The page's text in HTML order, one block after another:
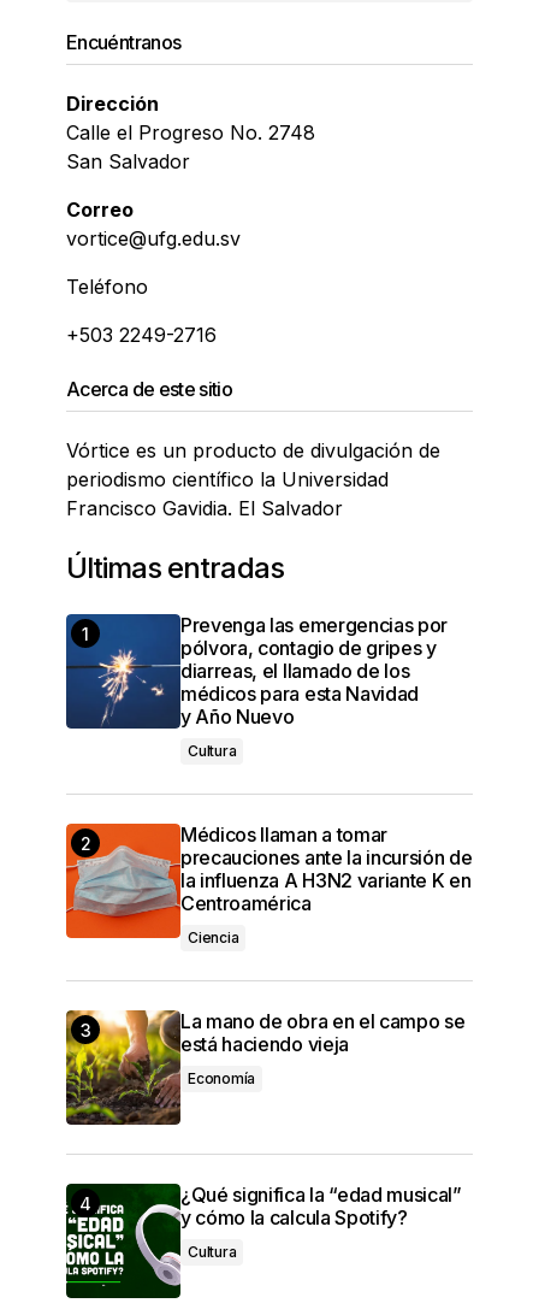
Encuéntranos
Dirección
Calle el Progreso No. 2748
San Salvador
Correo
vortice@ufg.edu.sv
Teléfono
+503 2249-2716
Acerca de este sitio
Vórtice es un producto de divulgación de
periodismo científico la Universidad
Francisco Gavidia. El Salvador
Últimas entradas
Prevenga las emergencias por
pólvora, contagio de gripes y
diarreas, el llamado de los
médicos para esta Navidad
y Año Nuevo
Cultura
Médicos llaman a tomar
precauciones ante la incursión de
la influenza A H3N2 variante K en
Centroamérica
Ciencia
La mano de obra en el campo se
está haciendo vieja
Economía
¿Qué significa la “edad musical”
y cómo la calcula Spotify?
Cultura